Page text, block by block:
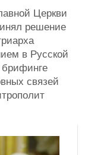
Церкви
решение
в Русской
связей